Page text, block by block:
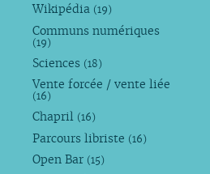
Wikipédia (19)
Communs numériques
(19)
Sciences (18)
Vente forcée / vente liée
(16)
Chapril (16)
Parcours libriste (16)
Open Bar (15)